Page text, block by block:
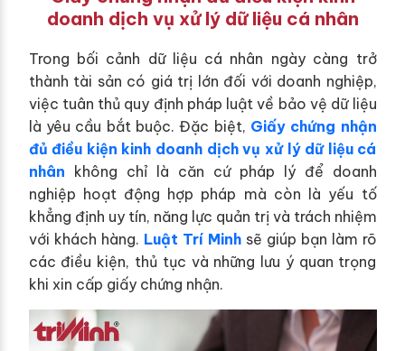
doanh dịch vụ xử lý dữ liệu cá nhân
Trong bối cảnh dữ liệu cá nhân ngày càng trở
thành tài sản có giá trị lớn đối với doanh nghiệp,
việc tuân thủ quy định pháp luật về bảo vệ dữ liệu
là yêu cầu bắt buộc. Đặc biệt, Giấy chứng nhận
đủ điều kiện kinh doanh dịch vụ xử lý dữ liệu cá
nhân không chỉ là căn cứ pháp lý để doanh
nghiệp hoạt động hợp pháp mà còn là yếu tố
khẳng định uy tín, năng lực quản trị và trách nhiệm
với khách hàng. Luật Trí Minhsẽ giúp bạn làm rõ
các điều kiện, thủ tục và những lưu ý quan trọng
khi xin cấp giấy chứng nhận.